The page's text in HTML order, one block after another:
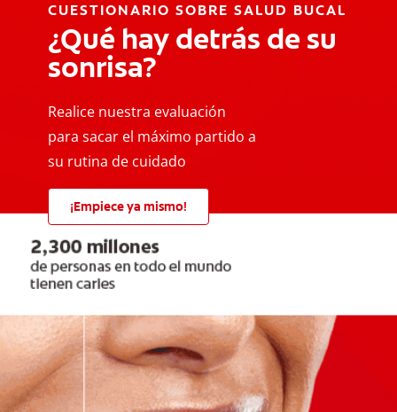
CUESTIONARIO SOBRE SALUD BUCAL
¿Qué hay detrás de su
sonrisa?
Realice nuestra evaluación
para sacar el máximo partido a
su rutina de cuidado
¡Empiece ya mismo!